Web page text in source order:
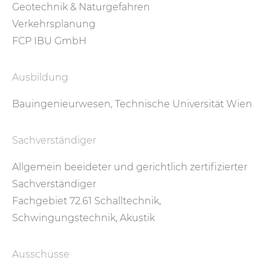
Geotechnik & Naturgefahren
Verkehrsplanung
FCP IBU GmbH
Ausbildung
Bauingenieurwesen, Technische Universität Wien
Sachverständiger
Allgemein beeideter und gerichtlich zertifizierter
Sachverständiger
Fachgebiet 72.61 Schalltechnik,
Schwingungstechnik, Akustik
Ausschüsse